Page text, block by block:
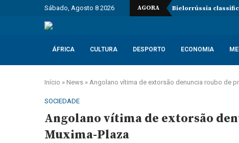
Sábado, Agosto 8 2026 AGORA Bielorrússia
ÁFRICA CULTURA DESPORTO ECONOMIA
Início » News » Angolano vítima de extorsão denuncia roubo de
SOCIEDADE
Angolano vítima de extorsão
Muxima-Plaza